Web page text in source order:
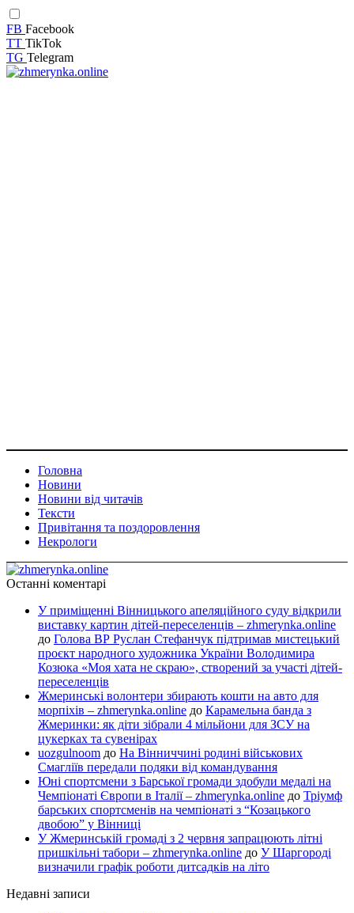
FB Facebook
TT TikTok
TG Telegram
Головна
Новини
Новини від читачів
Тексти
Привітання та поздоровлення
Некрологи
Останні коментарі
У приміщенні Вінницького апеляційного суду відкрили
виставку картин дітей-переселенців – zhmerynka.online
до Голова ВР Руслан Стефанчук підтримав мистецький
проєкт народного художника України Володимира
Козюка «Моя хата не скраю», створений за участі дітей-
переселенців
Жмеринські волонтери збирають кошти на авто для
морпіхів – zhmerynka.online до Карамельна банда з
Жмеринки: як діти зібрали 4 мільйони для ЗСУ на
цукерках та сувенірах
uozgulnoom до На Вінниччині родині військових
Смагліїв передали подяки від командування
Юні спортсмени з Барської громади здобули медалі на
Чемпіонаті Європи в Італії – zhmerynka.online до Тріумф
барських спортсменів на чемпіонаті з “Козацького
двобою” у Вінниці
У Жмеринській громаді з 2 червня запрацюють літні
пришкільні табори – zhmerynka.online до У Шаргороді
визначили графік роботи дитсадків на літо
Недавні записи